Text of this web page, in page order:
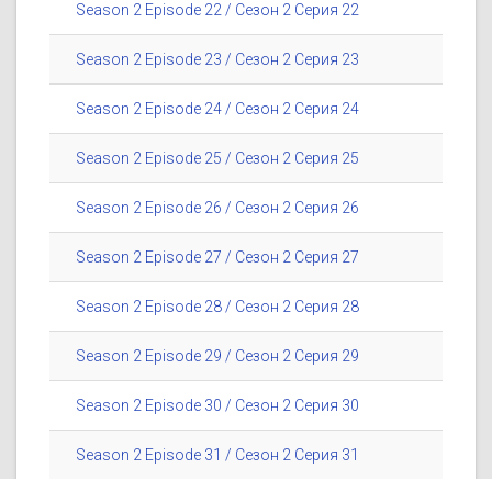
Season 2 Episode 22 / Сезон 2 Серия 22
Season 2 Episode 23 / Сезон 2 Серия 23
Season 2 Episode 24 / Сезон 2 Серия 24
Season 2 Episode 25 / Сезон 2 Серия 25
Season 2 Episode 26 / Сезон 2 Серия 26
Season 2 Episode 27 / Сезон 2 Серия 27
Season 2 Episode 28 / Сезон 2 Серия 28
Season 2 Episode 29 / Сезон 2 Серия 29
Season 2 Episode 30 / Сезон 2 Серия 30
Season 2 Episode 31 / Сезон 2 Серия 31